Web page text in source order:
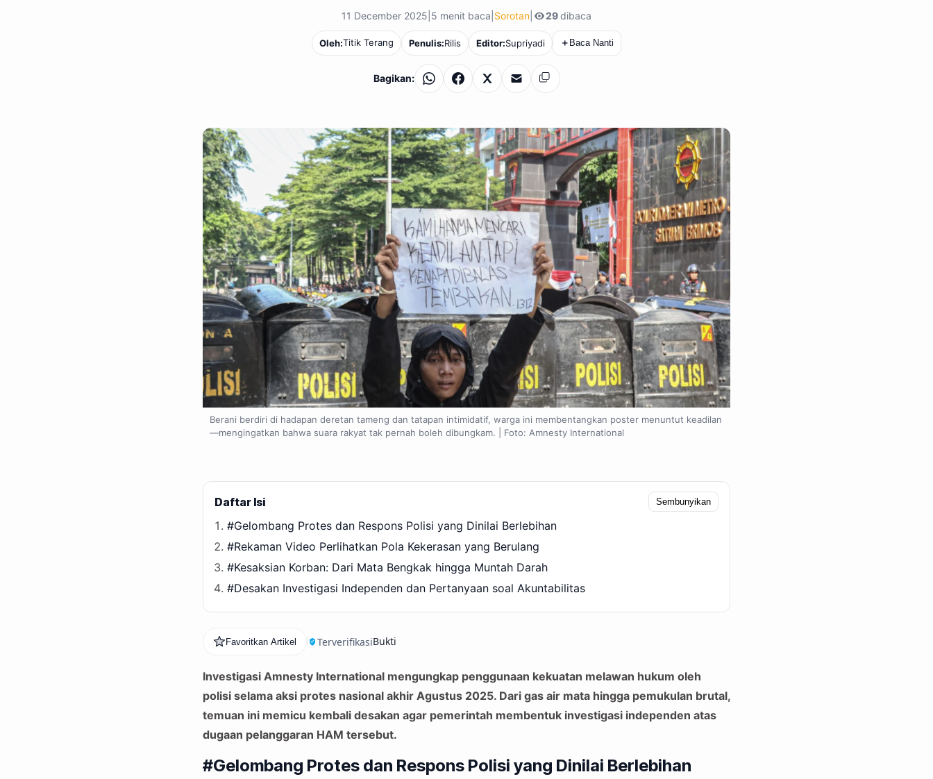
11 December 2025 5 menit baca Sorotan| 29 dibaca
Oleh:Titik Terang Penulis:Rilis Editor:Supriyadi ＋ Baca Nanti
Bagikan: WhatsAppFacebook
X EmailSalin
Berani berdiri di hadapan deretan tameng dan tatapan intimidatif, warga ini membentangkan poster menuntut keadilan
—mengingatkan bahwa suara rakyat tak pernah boleh dibungkam. | Foto: Amnesty International
Daftar Isi Sembunyikan
#Gelombang Protes dan Respons Polisi yang Dinilai Berlebihan
#Rekaman Video Perlihatkan Pola Kekerasan yang Berulang
#Kesaksian Korban: Dari Mata Bengkak hingga Muntah Darah
#Desakan Investigasi Independen dan Pertanyaan soal Akuntabilitas
Favoritkan Artikel TerverifikasiBukti
Investigasi Amnesty International mengungkap penggunaan kekuatan melawan hukum oleh
polisi selama aksi protes nasional akhir Agustus 2025. Dari gas air mata hingga pemukulan brutal,
temuan ini memicu kembali desakan agar pemerintah membentuk investigasi independen atas
dugaan pelanggaran HAM tersebut.
#Gelombang Protes dan Respons Polisi yang Dinilai Berlebihan